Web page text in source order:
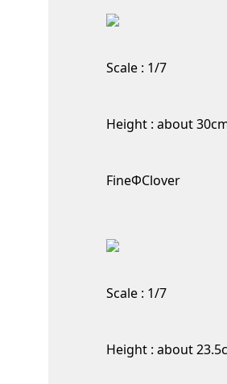
Scale : 1/7
Height : about
FineΦClover
Scale : 1/7
Height : about